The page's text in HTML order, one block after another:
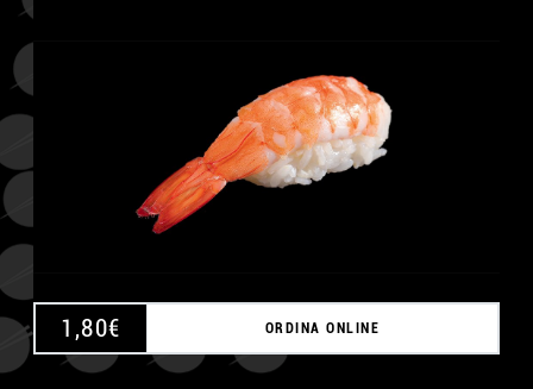
1,80€ ORDINA ONLINE